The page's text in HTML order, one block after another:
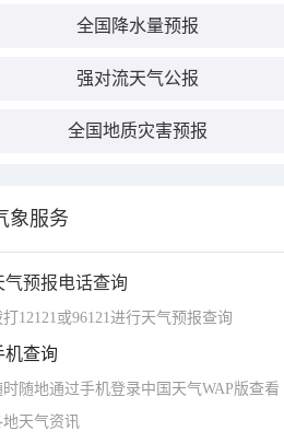
全国降水量预报
强对流天气公报
全国地质灾害预报
象服务
气预报电话查询
打12121或96121进行天气预报查询
机查询
时随地通过手机登录中国天气WAP版查看
地天气资讯